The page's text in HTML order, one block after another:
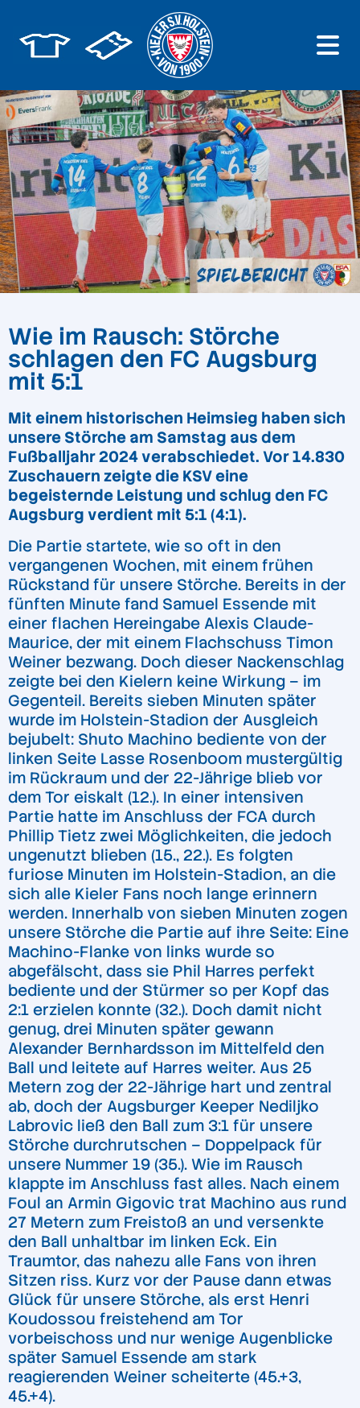
Wie im Rausch: Störche
schlagen den FC Augsburg
mit 5:1
Mit einem historischen Heimsieg haben sich
unsere Störche am Samstag aus dem
Fußballjahr 2024 verabschiedet. Vor 14.830
Zuschauern zeigte die KSV eine
begeisternde Leistung und schlug den FC
Augsburg verdient mit 5:1 (4:1).
Die Partie startete, wie so oft in den
vergangenen Wochen, mit einem frühen
Rückstand für unsere Störche. Bereits in der
fünften Minute fand Samuel Essende mit
einer flachen Hereingabe Alexis Claude-
Maurice, der mit einem Flachschuss Timon
Weiner bezwang. Doch dieser Nackenschlag
zeigte bei den Kielern keine Wirkung – im
Gegenteil. Bereits sieben Minuten später
wurde im Holstein-Stadion der Ausgleich
bejubelt: Shuto Machino bediente von der
linken Seite Lasse Rosenboom mustergültig
im Rückraum und der 22-Jährige blieb vor
dem Tor eiskalt (12.). In einer intensiven
Partie hatte im Anschluss der FCA durch
Phillip Tietz zwei Möglichkeiten, die jedoch
ungenutzt blieben (15., 22.). Es folgten
furiose Minuten im Holstein-Stadion, an die
sich alle Kieler Fans noch lange erinnern
werden. Innerhalb von sieben Minuten zogen
unsere Störche die Partie auf ihre Seite: Eine
Machino-Flanke von links wurde so
abgefälscht, dass sie Phil Harres perfekt
bediente und der Stürmer so per Kopf das
2:1 erzielen konnte (32.). Doch damit nicht
genug, drei Minuten später gewann
Alexander Bernhardsson im Mittelfeld den
Ball und leitete auf Harres weiter. Aus 25
Metern zog der 22-Jährige hart und zentral
ab, doch der Augsburger Keeper Nediljko
Labrovic ließ den Ball zum 3:1 für unsere
Störche durchrutschen – Doppelpack für
unsere Nummer 19 (35.). Wie im Rausch
klappte im Anschluss fast alles. Nach einem
Foul an Armin Gigovic trat Machino aus rund
27 Metern zum Freistoß an und versenkte
den Ball unhaltbar im linken Eck. Ein
Traumtor, das nahezu alle Fans von ihren
Sitzen riss. Kurz vor der Pause dann etwas
Glück für unsere Störche, als erst Henri
Koudossou freistehend am Tor
vorbeischoss und nur wenige Augenblicke
später Samuel Essende am stark
reagierenden Weiner scheiterte (45.+3,
45.+4).